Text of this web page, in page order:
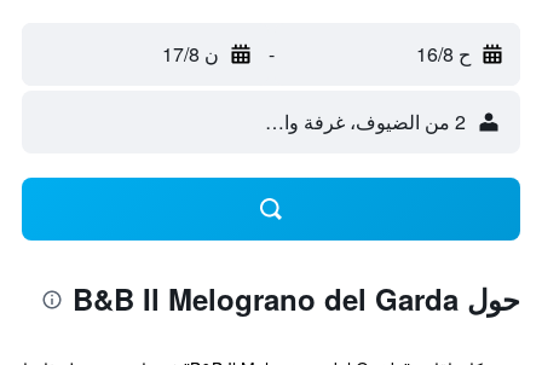
ح 16/8 - ن 17/8
2 من الضيوف، غرفة واحدة
حول B&B Il Melograno del Garda